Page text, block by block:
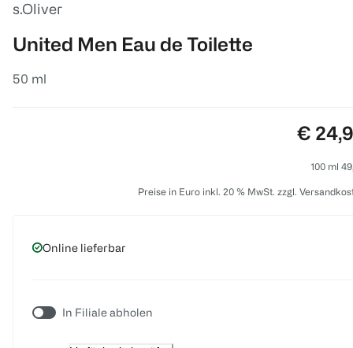
s.Oliver
United Men Eau de Toilette
50 ml
Preis:
€
100 ml
Preise in Euro inkl. 20 % MwSt. zzgl.
Online lieferbar
In Filiale abholen